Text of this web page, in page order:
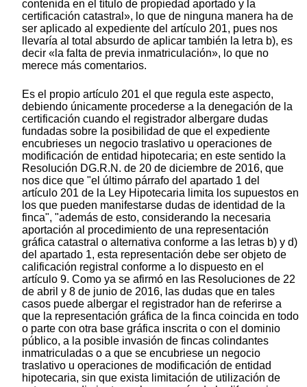
contenida en el título de propiedad aportado y la
certificación catastral», lo que de ninguna manera ha de
ser aplicado al expediente del artículo 201, pues nos
llevaría al total absurdo de aplicar también la letra b), es
decir «la falta de previa inmatriculación», lo que no
merece más comentarios.
Es el propio artículo 201 el que regula este aspecto,
debiendo únicamente procederse a la denegación de la
certificación cuando el registrador albergare dudas
fundadas sobre la posibilidad de que el expediente
encubrieses un negocio traslativo u operaciones de
modificación de entidad hipotecaria; en este sentido la
Resolución DG.R.N. de 20 de diciembre de 2016, que
nos dice que "el último párrafo del apartado 1 del
artículo 201 de la Ley Hipotecaria limita los supuestos en
los que pueden manifestarse dudas de identidad de la
finca", "además de esto, considerando la necesaria
aportación al procedimiento de una representación
gráfica catastral o alternativa conforme a las letras b) y d)
del apartado 1, esta representación debe ser objeto de
calificación registral conforme a lo dispuesto en el
artículo 9. Como ya se afirmó en las Resoluciones de 22
de abril y 8 de junio de 2016, las dudas que en tales
casos puede albergar el registrador han de referirse a
que la representación gráfica de la finca coincida en todo
o parte con otra base gráfica inscrita o con el dominio
público, a la posible invasión de fincas colindantes
inmatriculadas o a que se encubriese un negocio
traslativo u operaciones de modificación de entidad
hipotecaria, sin que exista limitación de utilización de